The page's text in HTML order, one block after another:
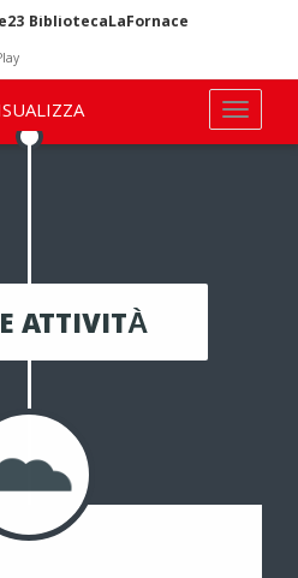
ATTIVITÀ
BibliotecaLaFornace